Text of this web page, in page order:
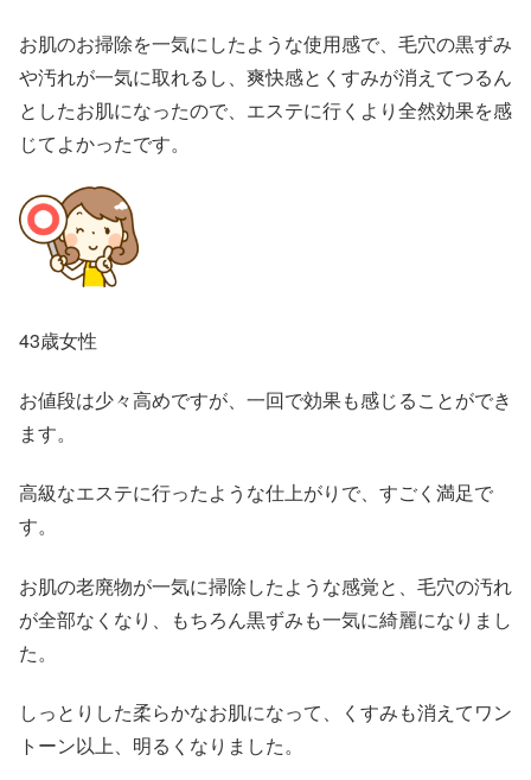
お肌のお掃除を一気にしたような使用感で、毛穴の黒ずみ
や汚れが一気に取れるし、爽快感とくすみが消えてつるん
としたお肌になったので、エステに行くより全然効果を感
じてよかったです。
43歳女性
お値段は少々高めですが、一回で効果も感じることができ
ます。
高級なエステに行ったような仕上がりで、すごく満足で
す。
お肌の老廃物が一気に掃除したような感覚と、毛穴の汚れ
が全部なくなり、もちろん黒ずみも一気に綺麗になりまし
た。
しっとりした柔らかなお肌になって、くすみも消えてワン
トーン以上、明るくなりました。